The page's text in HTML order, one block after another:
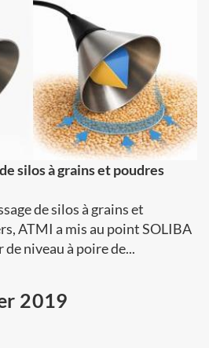
silos à grains et poudres
de silos à grains et
ATMI a mis au point SOLIBA
niveau à poire de...
2019